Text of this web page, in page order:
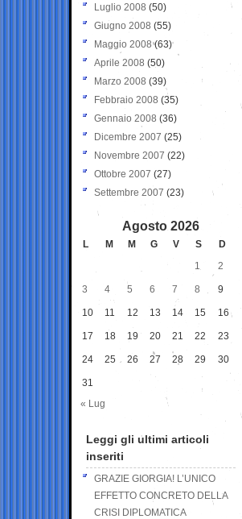
Luglio 2008 (50)
Giugno 2008 (55)
Maggio 2008(63)
Aprile 2008 (50)
Marzo 2008 (39)
Febbraio 2008 (35)
Gennaio 2008 (36)
Dicembre 2007 (25)
Novembre 2007 (22)
Ottobre 2007 (27)
Settembre 2007 (23)
Agosto 2026
L M M G V S
D
1
2
3 4 5 6 7 8 9
10 11 12 13 14 15 16
17 18 19 20 21 22 23
24 25 26 27 28 29 30
31
« Lug
Leggi gli ultimi articoli
inseriti
GRAZIE GIORGIA! L’UNICO
EFFETTO CONCRETO DELLA
CRISI DIPLOMATICA